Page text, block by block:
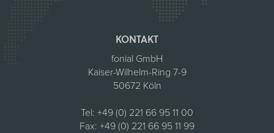
KONTAKT
fonial GmbH
Kaiser-Wilhelm-Ring 7-9
50672 Köln
Tel: +49 (0) 221 66 95 11 00
Fax: +49 (0) 221 66 95 11 99